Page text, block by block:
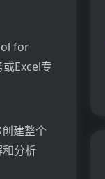
for
Excel专
建整个
分析